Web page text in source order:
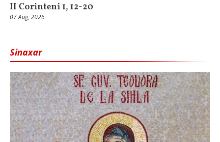
II Corinteni 1, 12-20
07 Aug, 2026
Sinaxar